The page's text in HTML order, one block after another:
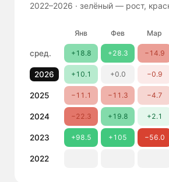
2022–2026 · зелёный — рост,
Янв Фев Мар
сред. +18.8 +28.3 −14.9
2026 +10.1 +0.0 −0.9
2025 −11.1 −11.3 −4.7
2024 −22.3 +19.8 +2.1
2023 +98.5 +105 −56.0
2022